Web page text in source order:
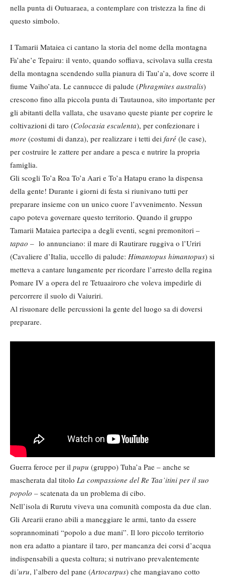
nella punta di Outuaraea, a contemplare con tristezza la fine di
questo simbolo.
I Tamarii Mataiea ci cantano la storia del nome della montagna
Fa’ahe’e Tepairu: il vento, quando soffiava, scivolava sulla cresta
della montagna scendendo sulla pianura di Tau’a’a, dove scorre il
fiume Vaiho’ata. Le cannucce di palude (Phragmites australis)
crescono fino alla piccola punta di Tautaunoa, sito importante per
gli abitanti della vallata, che usavano queste piante per coprire le
coltivazioni di taro (Colocasia esculenta), per confezionare i
more (costumi di danza), per realizzare i tetti dei faré (le case),
per costruire le zattere per andare a pesca e nutrire la propria
famiglia.
Gli scogli To’a Roa To’a Aari e To’a Hatapu erano la dispensa
della gente! Durante i giorni di festa si riunivano tutti per
preparare insieme con un unico cuore l’avvenimento. Nessun
capo poteva governare questo territorio. Quando il gruppo
Tamarii Mataiea partecipa a degli eventi, segni premonitori –
tapao – lo annunciano: il mare di Rautirare ruggiva o l’Uriri
(Cavaliere d’Italia, uccello di palude: Himantopus himantopus) si
metteva a cantare lungamente per ricordare l’arresto della regina
Pomare IV a opera del re Tetuaairoro che voleva impedirle di
percorrere il suolo di Vaiuriri.
Al risuonare delle percussioni la gente del luogo sa di doversi
preparare.
Guerra feroce per il pupu (gruppo) Tuha’a Pae – anche se
mascherata dal titolo La compassione del Re Taa’itini per il suo
popolo – scatenata da un problema di cibo.
Nell’isola di Rurutu viveva una comunità composta da due clan.
Gli Arearii erano abili a maneggiare le armi, tanto da essere
soprannominati “popolo a due mani”. Il loro piccolo territorio
non era adatto a piantare il taro, per mancanza dei corsi d’acqua
indispensabili a questa coltura; si nutrivano prevalentemente
di’uru, l’albero del pane (Artocarpus) che mangiavano cotto